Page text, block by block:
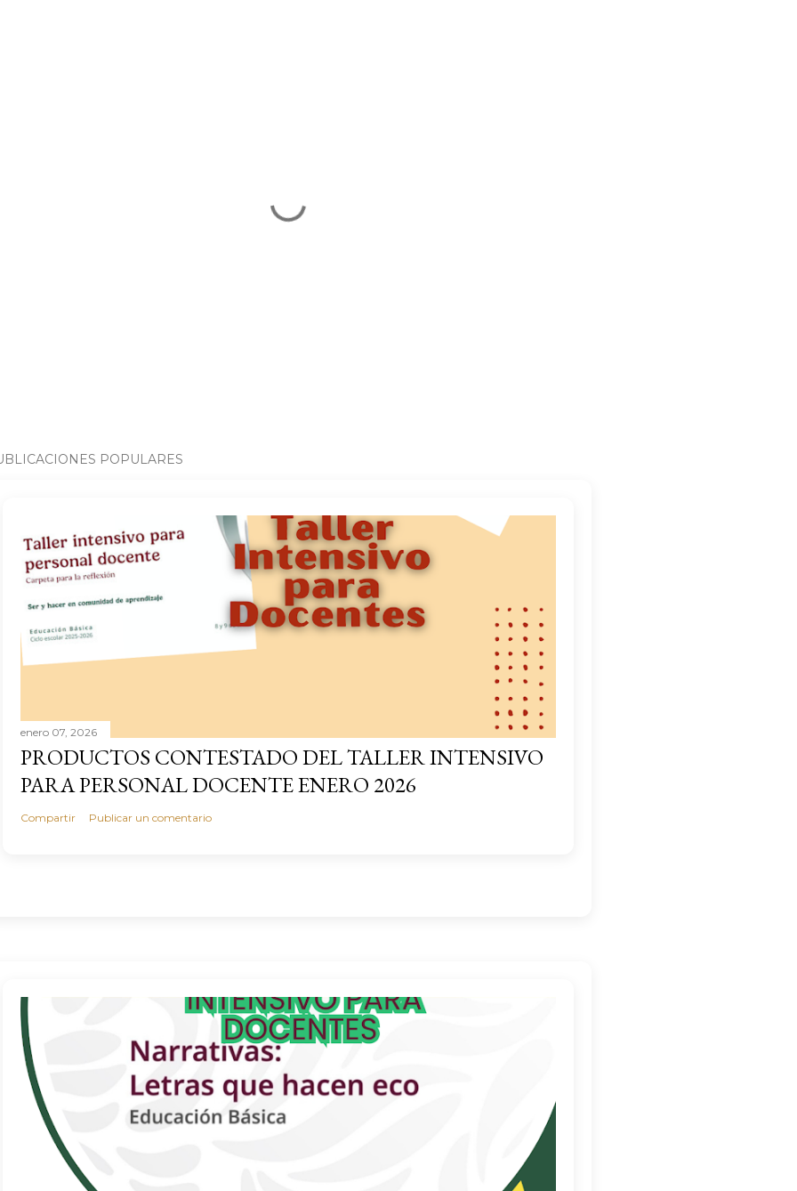
POPULARES
enero 07, 2026
PRODUCTOS CONTESTADO DEL TALLER INTENSIVO
PARA PERSONAL DOCENTE ENERO 2026
Compartir Publicar un comentario